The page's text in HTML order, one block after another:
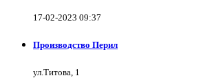
17-02-2023 09:37
Производство Перил
ул.Титова, 1